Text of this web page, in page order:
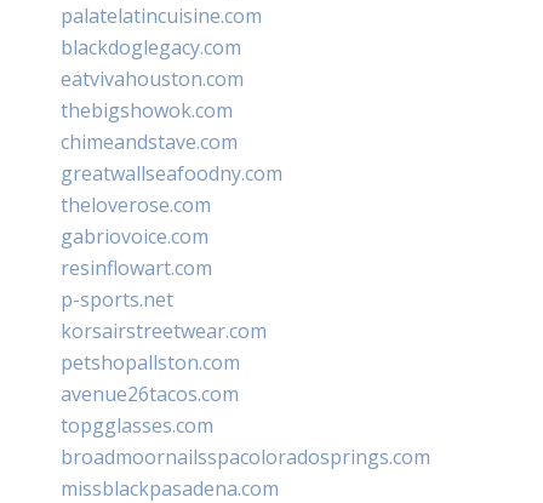
palatelatincuisine.com
blackdoglegacy.com
eatvivahouston.com
thebigshowok.com
chimeandstave.com
greatwallseafoodny.com
theloverose.com
gabriovoice.com
resinflowart.com
p-sports.net
korsairstreetwear.com
petshopallston.com
avenue26tacos.com
topgglasses.com
broadmoornailsspacoloradosprings.com
missblackpasadena.com